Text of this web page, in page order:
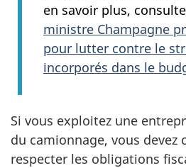
en savoir plus,
ministre Champagne
pour lutter contre le
incorporés dans le
Si vous exploitez une
du camionnage, vous devez
respecter les obligations